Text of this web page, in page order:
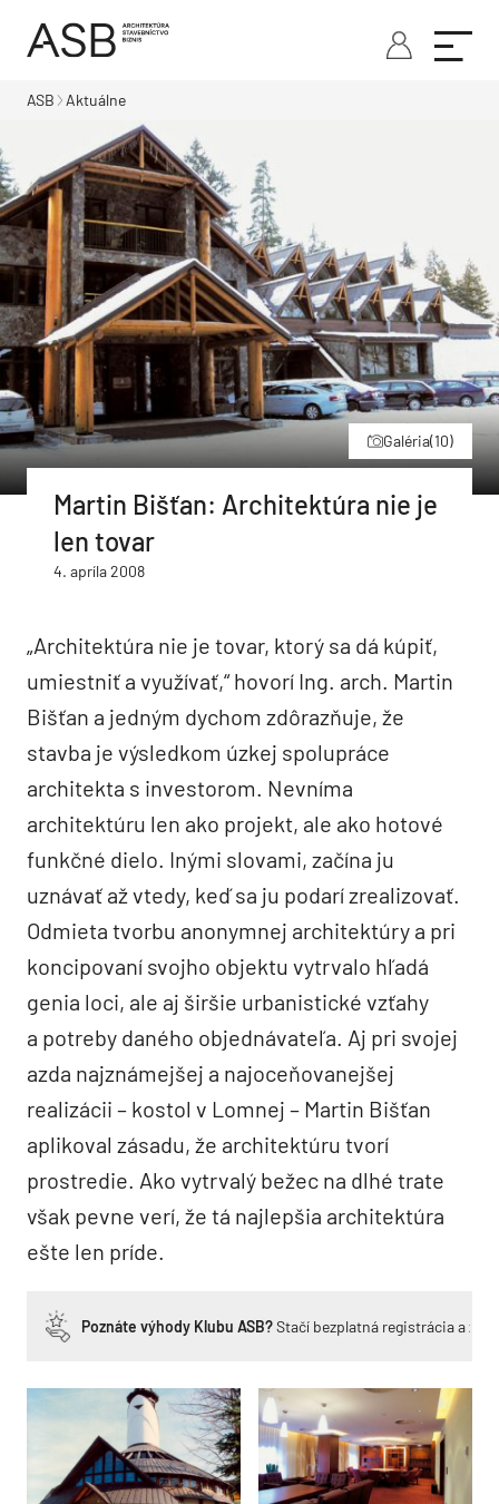
ASB Aktuálne
Galéria(10)
Martin Bišťan: Architektúra nie je
len tovar
4. apríla 2008
„Architektúra nie je tovar, ktorý sa dá kúpiť,
umiestniť a využívať,“ hovorí Ing. arch. Martin
Bišťan a jedným dychom zdôrazňuje, že
stavba je výsledkom úzkej spolupráce
architekta s investorom. Nevníma
architektúru len ako projekt, ale ako hotové
funkčné dielo. Inými slovami, začína ju
uznávať až vtedy, keď sa ju podarí zrealizovať.
Odmieta tvorbu anonymnej architektúry a pri
koncipovaní svojho objektu vytrvalo hľadá
genia loci, ale aj širšie urbanistické vzťahy
a potreby daného objednávateľa. Aj pri svojej
azda najznámejšej a najoceňovanejšej
realizácii – kostol v Lomnej – Martin Bišťan
aplikoval zásadu, že architektúru tvorí
prostredie. Ako vytrvalý bežec na dlhé trate
však pevne verí, že tá najlepšia architektúra
ešte len príde.
Poznáte výhody Klubu ASB?Stačí bezplatná registrácia a